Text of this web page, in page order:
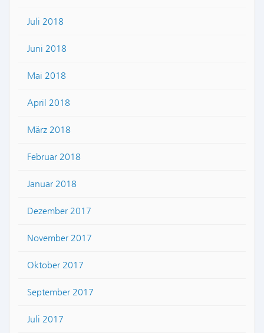
Juli 2018
Juni 2018
Mai 2018
April 2018
März 2018
Februar 2018
Januar 2018
Dezember 2017
November 2017
Oktober 2017
September 2017
Juli 2017